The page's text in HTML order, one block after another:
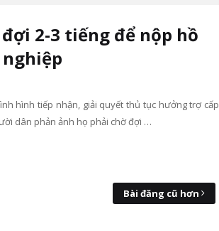
2-3 tiếng để nộp hồ
hình tiếp nhận, giải quyết thủ tục hưởng trợ cấp
dân phản ảnh họ phải chờ đợi …
Bài đăng cũ hơn